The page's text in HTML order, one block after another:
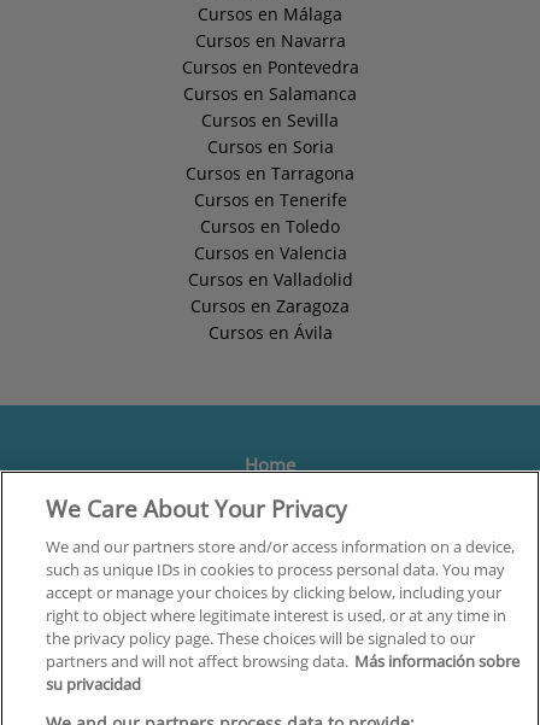
Cursos en Málaga
Cursos en Navarra
Cursos en Pontevedra
Cursos en Salamanca
Cursos en Sevilla
Cursos en Soria
Cursos en Tarragona
Cursos en Tenerife
Cursos en Toledo
Cursos en Valencia
Cursos en Valladolid
Cursos en Zaragoza
Cursos en Ávila
Home
Formación
Centros
Orientación
Quiénes somos
Contacta
Aviso Legal
We Care About Your Privacy
We and our partners store and/or access information on a device,
such as unique IDs in cookies to process personal data. You may
accept or manage your choices by clicking below, including your
right to object where legitimate interest is used, or at any time in
the privacy policy page. These choices will be signaled to our
partners and will not affect browsing data. Más información sobre
su privacidad